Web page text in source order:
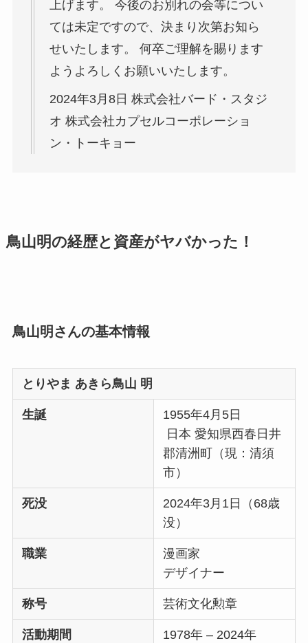
上げます。 今後のお別れの会等につい
ては未定ですので、決まり次第お知ら
せいたします。 何卒ご理解を賜ります
ようよろしくお願いいたします。
2024年3月8日 株式会社バード・スタジ
オ 株式会社カプセルコーポレーショ
ン・トーキョー
鳥山明の経歴と資産がヤバかった！
鳥山明さんの基本情報
とりやま あきら鳥山 明
生誕
1955年4月5日
日本 愛知県西春日井
郡清洲町（現：清須
市）
死没
2024年3月1日（68歳
没）
職業
漫画家
デザイナー
称号 芸術文化勲章
活動期間 1978年 – 2024年